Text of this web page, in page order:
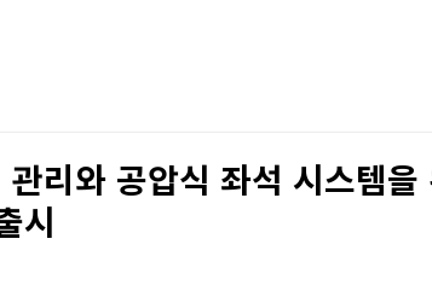
리와 공압식 좌석 시스템을
시